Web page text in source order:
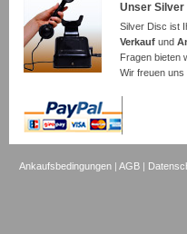
Unser
Silver Disc ist
Verkauf und
Fragen bieten
Wir freuen uns
Ankaufsbedingungen |AGB |